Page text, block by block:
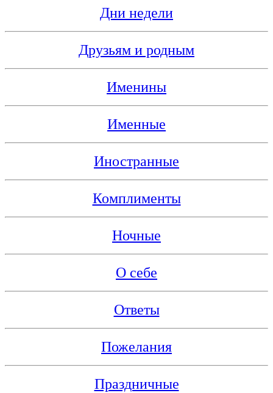
Дни недели
Друзьям и родным
Именины
Именные
Иностранные
Комплименты
Ночные
О себе
Ответы
Пожелания
Праздничные